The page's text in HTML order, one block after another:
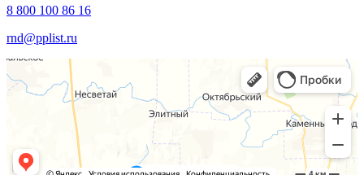
8 800 100 86 16
rnd@pplist.ru